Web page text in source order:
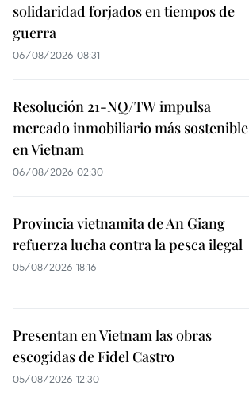
solidaridad forjados en tiempos de
guerra
06/08/2026 08:31
Resolución 21-NQ/TW impulsa
mercado inmobiliario más sostenible
en Vietnam
06/08/2026 02:30
Provincia vietnamita de An Giang
refuerza lucha contra la pesca ilegal
05/08/2026 18:16
Presentan en Vietnam las obras
escogidas de Fidel Castro
05/08/2026 12:30